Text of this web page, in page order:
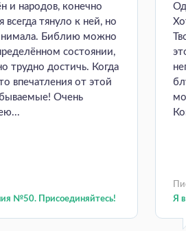
и народов, конечно
тянуло к ней, но
Библию можно
состоянии,
трудно достичь. Когда
впечатления от этой
Очень
№50. Присоединяйтесь!
Я